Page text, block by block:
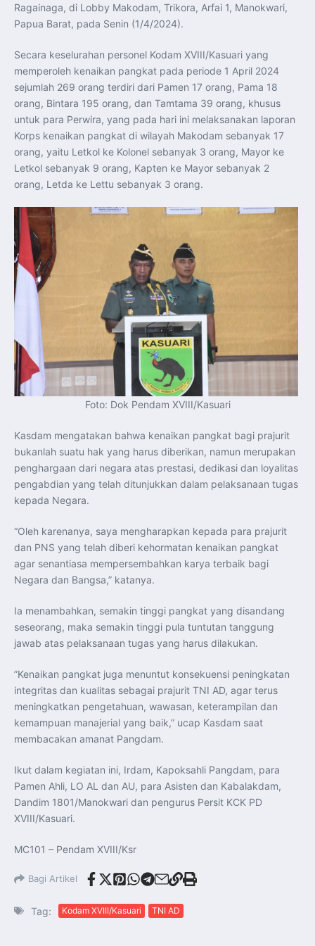
Perkuat Kerja Sama Repatriasi Artefak Budaya
Menteri PKP dan Ketua DEN Perkuat Kolaborasi
Teknologi, Data, dan Pembiayaan Demi Percepatan
hingga 28 Juli 2026, Kesempatan Raih Pengalaman Kerja
dan Sertifikasi Kompetensi
KASAU Bekali 154 Perwira Remaja AAU 2026, Tekankan
Integritas dan Profesionalisme sebagai Bekal
Pengabdian
Menlu Sugiono Dorong Kemitraan ASEAN–Inggris yang
Lebih Erat Hadapi Tantangan Global
Indonesia Dorong ASEAN dan Uni Eropa Perkuat
Stabilitas Global melalui Kemitraan Strategis
Menlu RI Dorong Kemitraan Ekonomi ASEAN–Korea
Selatan untuk Perkuat Ketahanan Kawasan
Kemitraan ASEAN–Kanada Perkuat Ketahanan Ekonomi,
Pangan, dan Energi Kawasan
ASEAN dan India Perkuat Ketahanan Kawasan lewat
BI Pertahankan BI-Rate 5,75 Persen untuk Jaga
Stabilitas dan Dukung Pertumbuhan Ekonomi
Transparansi dan Akuntabilitas Program Makan Bergizi
Ragainaga, di Lobby Makodam, Trikora, Arfai 1, Manokwari,
Papua Barat, pada Senin (1/4/2024).
Secara keselurahan personel Kodam XVIII/Kasuari yang
memperoleh kenaikan pangkat pada periode 1 April 2024
sejumlah 269 orang terdiri dari Pamen 17 orang, Pama 18
orang, Bintara 195 orang, dan Tamtama 39 orang, khusus
untuk para Perwira, yang pada hari ini melaksanakan laporan
Korps kenaikan pangkat di wilayah Makodam sebanyak 17
orang, yaitu Letkol ke Kolonel sebanyak 3 orang, Mayor ke
Letkol sebanyak 9 orang, Kapten ke Mayor sebanyak 2
orang, Letda ke Lettu sebanyak 3 orang.
Foto: Dok Pendam XVIII/Kasuari
Kasdam mengatakan bahwa kenaikan pangkat bagi prajurit
bukanlah suatu hak yang harus diberikan, namun merupakan
penghargaan dari negara atas prestasi, dedikasi dan loyalitas
pengabdian yang telah ditunjukkan dalam pelaksanaan tugas
kepada Negara.
“Oleh karenanya, saya mengharapkan kepada para prajurit
dan PNS yang telah diberi kehormatan kenaikan pangkat
agar senantiasa mempersembahkan karya terbaik bagi
Negara dan Bangsa,” katanya.
Ia menambahkan, semakin tinggi pangkat yang disandang
seseorang, maka semakin tinggi pula tuntutan tanggung
jawab atas pelaksanaan tugas yang harus dilakukan.
”Kenaikan pangkat juga menuntut konsekuensi peningkatan
integritas dan kualitas sebagai prajurit TNI AD, agar terus
meningkatkan pengetahuan, wawasan, keterampilan dan
kemampuan manajerial yang baik,” ucap Kasdam saat
membacakan amanat Pangdam.
Ikut dalam kegiatan ini, Irdam, Kapoksahli Pangdam, para
Pamen Ahli, LO AL dan AU, para Asisten dan Kabalakdam,
Dandim 1801/Manokwari dan pengurus Persit KCK PD
XVIII/Kasuari.
MC101 – Pendam XVIII/Ksr
Bagi Artikel
Tag: Kodam XVIII/Kasuari TNI AD